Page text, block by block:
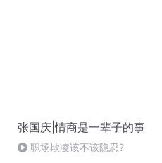
张国庆|情商是一辈子的事
职场欺凌该不该隐忍?